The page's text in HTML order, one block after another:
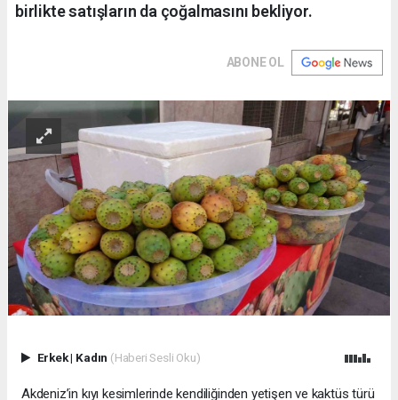
birlikte satışların da çoğalmasını bekliyor.
ABONE OL
Erkek| Kadın (Haberi Sesli Oku)
Akdeniz’in kıyı kesimlerinde kendiliğinden yetişen ve kaktüs türü